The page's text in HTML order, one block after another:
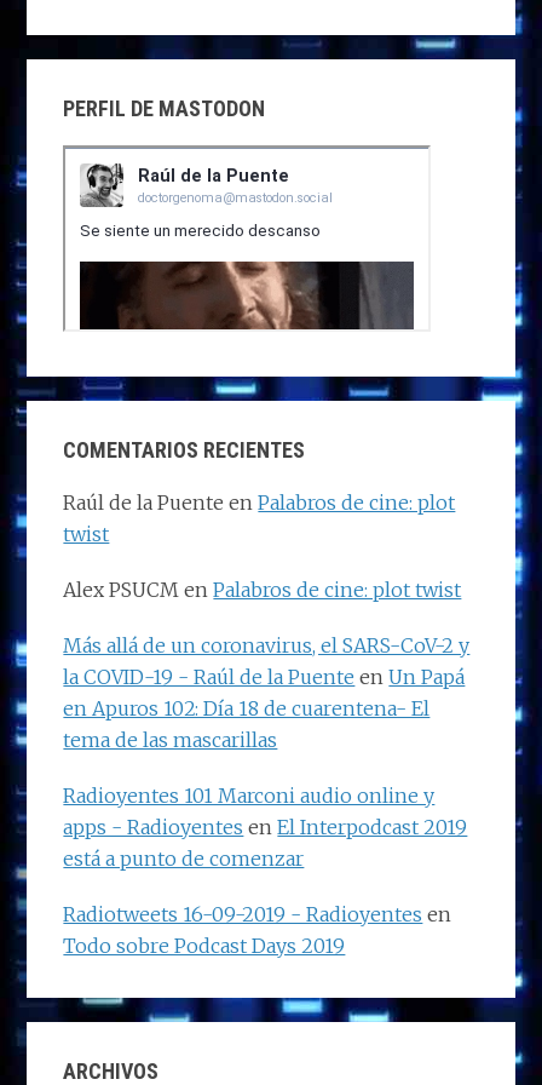
PERFIL DE MASTODON
COMENTARIOS RECIENTES
Raúl de la Puente enPalabros de cine: plot
twist
Alex PSUCM enPalabros de cine: plot twist
Más allá de un coronavirus, el SARS-CoV-2 y
la COVID-19 - Raúl de la Puente enUn Papá
en Apuros 102: Día 18 de cuarentena- El
tema de las mascarillas
Radioyentes 101 Marconi audio online y
apps - Radioyentes enEl Interpodcast 2019
está a punto de comenzar
Radiotweets 16-09-2019 - Radioyentes en
Todo sobre Podcast Days 2019
ARCHIVOS